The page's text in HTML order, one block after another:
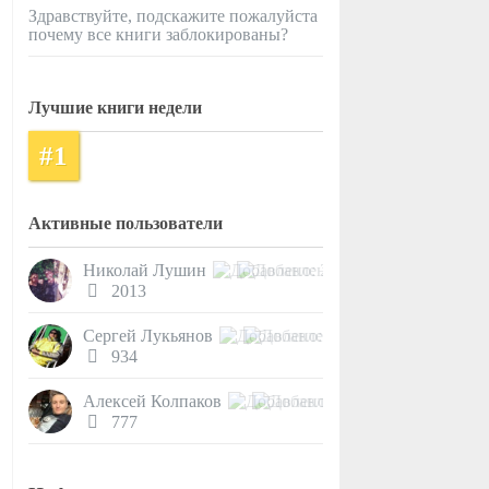
Здравствуйте, подскажите пожалуйста
почему все книги заблокированы?
Лучшие книги недели
#1
Активные пользователи
Николай Лушин
2013
Сергей Лукьянов
934
Алексей Колпаков
777